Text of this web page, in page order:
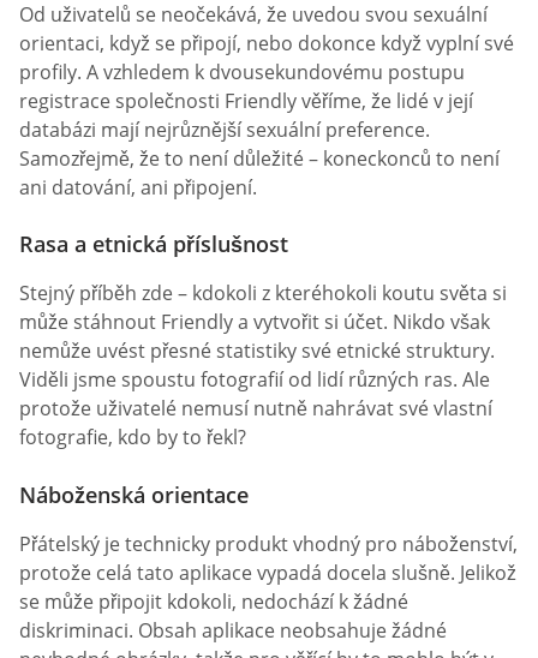
Od uživatelů se neočekává, že uvedou svou sexuální
orientaci, když se připojí, nebo dokonce když vyplní své
profily. A vzhledem k dvousekundovému postupu
registrace společnosti Friendly věříme, že lidé v její
databázi mají nejrůznější sexuální preference.
Samozřejmě, že to není důležité – koneckonců to není
ani datování, ani připojení.
Rasa a etnická příslušnost
Stejný příběh zde – kdokoli z kteréhokoli koutu světa si
může stáhnout Friendly a vytvořit si účet. Nikdo však
nemůže uvést přesné statistiky své etnické struktury.
Viděli jsme spoustu fotografií od lidí různých ras. Ale
protože uživatelé nemusí nutně nahrávat své vlastní
fotografie, kdo by to řekl?
Náboženská orientace
Přátelský je technicky produkt vhodný pro náboženství,
protože celá tato aplikace vypadá docela slušně. Jelikož
se může připojit kdokoli, nedochází k žádné
diskriminaci. Obsah aplikace neobsahuje žádné